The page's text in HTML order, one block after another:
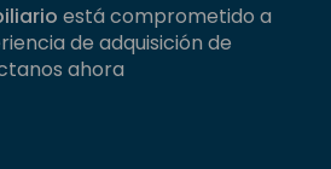
está comprometido a
de adquisición de
ahora